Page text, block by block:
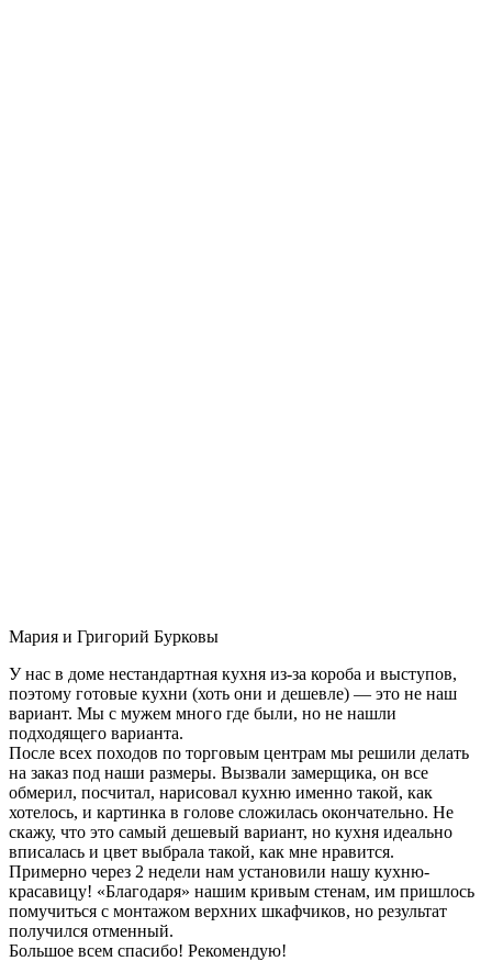
Мария и Григорий Бурковы
У нас в доме нестандартная кухня из-за короба и выступов,
поэтому готовые кухни (хоть они и дешевле) — это не наш
вариант. Мы с мужем много где были, но не нашли
подходящего варианта.
После всех походов по торговым центрам мы решили делать
на заказ под наши размеры. Вызвали замерщика, он все
обмерил, посчитал, нарисовал кухню именно такой, как
хотелось, и картинка в голове сложилась окончательно. Не
скажу, что это самый дешевый вариант, но кухня идеально
вписалась и цвет выбрала такой, как мне нравится.
Примерно через 2 недели нам установили нашу кухню-
красавицу! «Благодаря» нашим кривым стенам, им пришлось
помучиться с монтажом верхних шкафчиков, но результат
получился отменный.
Большое всем спасибо! Рекомендую!